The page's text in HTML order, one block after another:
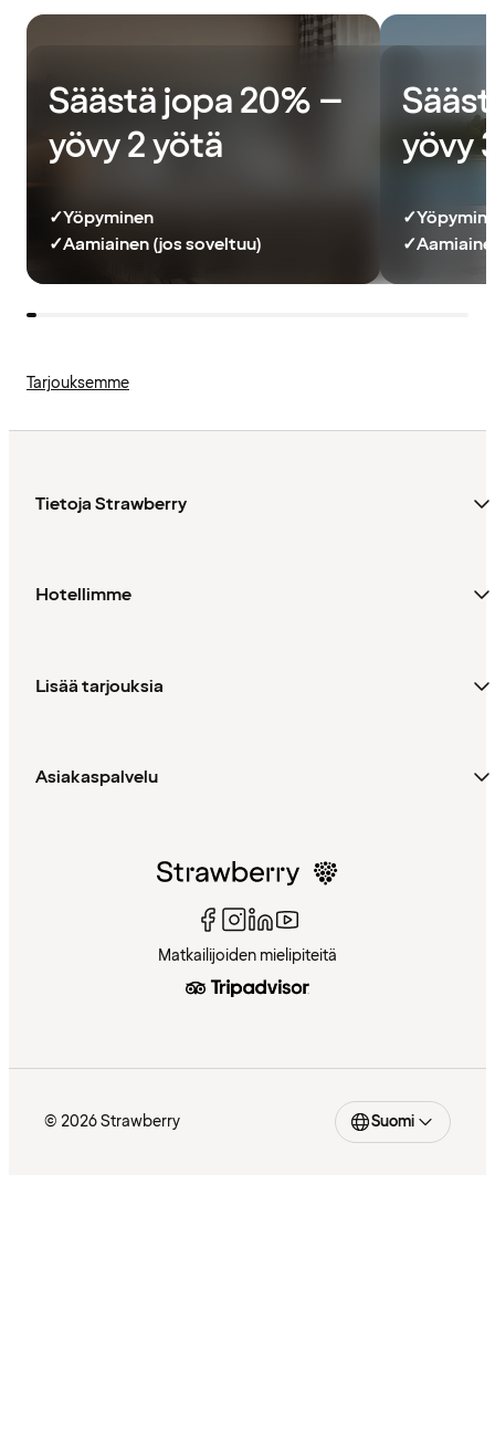
Säästä jopa 20% –
yövy 2 yötä
✓Yöpyminen
✓Aamiainen (jos soveltuu)
yövy
✓
✓
Tarjouksemme
Tietoja Strawberry
Hotellimme
Lisää tarjouksia
Asiakaspalvelu
Matkailijoiden mielipiteitä
© 2026 Strawberry Suomi